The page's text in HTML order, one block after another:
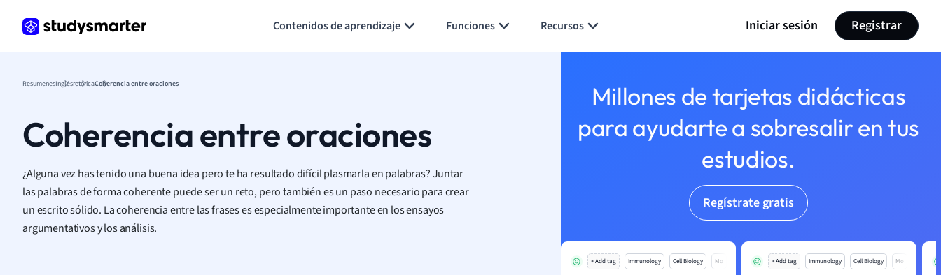
Contenidos de aprendizaje Funciones Recursos Iniciar sesión Registrar
ResumenesInglésretóricaCoherencia entre oraciones
Coherencia entre oraciones
¿Alguna vez has tenido una buena idea pero te ha resultado difícil plasmarla en palabras? Juntar
las palabras de forma coherente puede ser un reto, pero también es un paso necesario para crear
un escrito sólido. La coherencia entre las frases es especialmente importante en los ensayos
argumentativos y los análisis.
Millones de tarjetas didácticas
para ayudarte a sobresalir en tus
estudios.
Regístrate gratis
+ Add tag Immunology Cell Biology Mo + Add tag Immunology Cell Biology Mo